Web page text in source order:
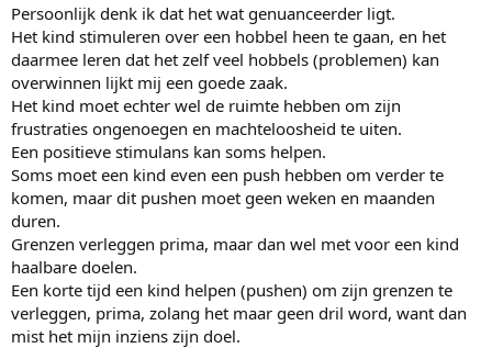
Persoonlijk denk ik dat het wat genuanceerder ligt.
Het kind stimuleren over een hobbel heen te gaan, en het
daarmee leren dat het zelf veel hobbels (problemen) kan
overwinnen lijkt mij een goede zaak.
Het kind moet echter wel de ruimte hebben om zijn
frustraties ongenoegen en machteloosheid te uiten.
Een positieve stimulans kan soms helpen.
Soms moet een kind even een push hebben om verder te
komen, maar dit pushen moet geen weken en maanden
duren.
Grenzen verleggen prima, maar dan wel met voor een kind
haalbare doelen.
Een korte tijd een kind helpen (pushen) om zijn grenzen te
verleggen, prima, zolang het maar geen dril word, want dan
mist het mijn inziens zijn doel.